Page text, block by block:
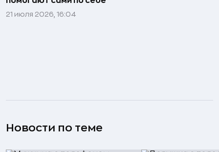
21 июля 2026, 16:04
Новости по теме